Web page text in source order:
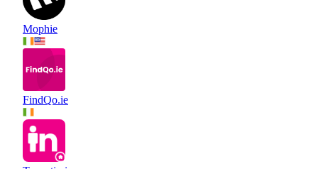
Mophie
FindQo.ie